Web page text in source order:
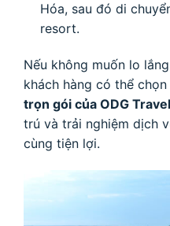
Hóa, sau đó di
resort.
Nếu không muốn lo
khách hàng có thể chọn
trọn gói của ODG Travel
trú và trải nghiệm dịch
cùng tiện lợi.